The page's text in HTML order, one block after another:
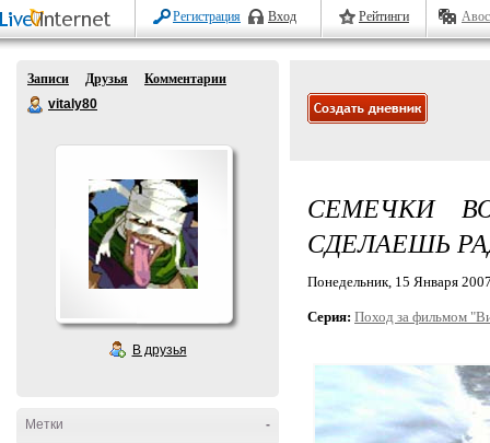
Регистрация Вход Рейтинги
Записи Друзья
Комментарии
vitaly80
В друзья
-
Метки
СЕМЕЧКИ
СДЕЛАЕШЬ
Понедельник, 15 Января
Серия: Поход за фильмом